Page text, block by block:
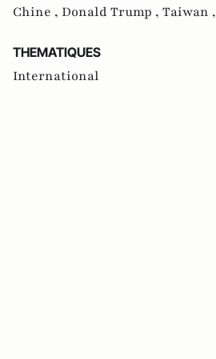
Chine , Donald Trump , Taiwan ,
THEMATIQUES
International